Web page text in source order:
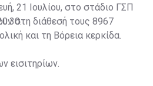
21 Ιουλίου, στο στάδιο ΓΣΠ
στη διάθεσή τους 8967
και τη Βόρεια κερκίδα.
εισιτηρίων.